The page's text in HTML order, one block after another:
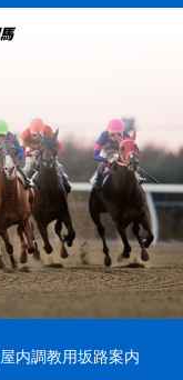
屋内調教用坂路案内